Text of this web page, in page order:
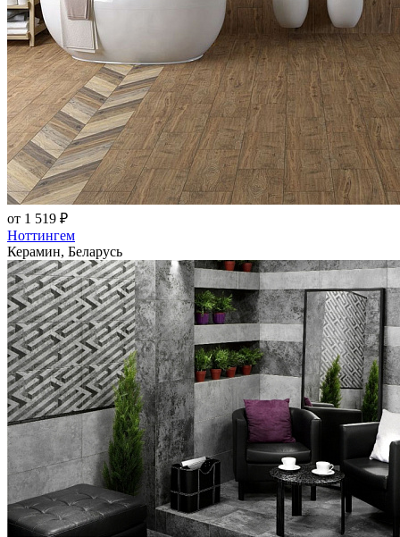
от 1 519 ₽
Ноттингем
Керамин, Беларусь